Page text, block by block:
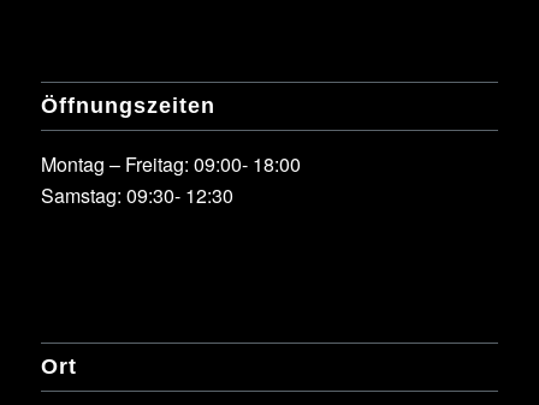
Öffnungszeiten
Montag – Freitag: 09:00- 18:00
Samstag: 09:30- 12:30
Ort